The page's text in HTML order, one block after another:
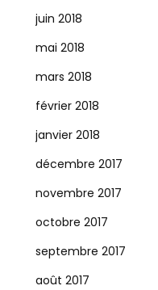
juin 2018
mai 2018
mars 2018
février 2018
janvier 2018
décembre 2017
novembre 2017
octobre 2017
septembre 2017
août 2017